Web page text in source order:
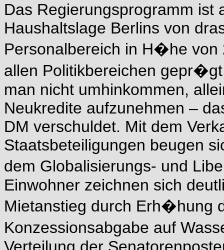
Das Regierungsprogramm ist
Haushaltslage Berlins von
Personalbereich in H�he
allen Politikbereichen
man nicht umhinkommen,
Neukredite aufzunehmen –
DM verschuldet. Mit dem
Staatsbeteiligungen beugen
dem Globalisierungs- und
Einwohner zeichnen sich
Mietanstieg durch Erh�hung
Konzessionsabgabe auf